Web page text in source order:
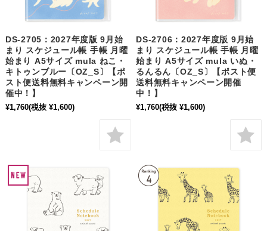
DS-2705：2027年度版 9月始
まり スケジュール帳 手帳 月曜
始まり A5サイズ mula ねこ・
キトゥンブルー〔OZ_S〕【ポ
スト便送料無料キャンペーン開
催中！】
¥1,760(税抜 ¥1,600)
DS-2706：2027年度版 9月始
まり スケジュール帳 手帳 月曜
始まり A5サイズ mula いぬ・
るんるん〔OZ_S〕【ポスト便
送料無料キャンペーン開催
中！】
¥1,760(税抜 ¥1,600)